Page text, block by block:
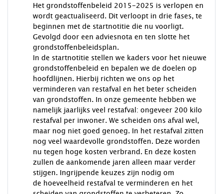
Het grondstoffenbeleid 2015-2025 is verlopen en
wordt geactualiseerd. Dit verloopt in drie fases, te
beginnen met de startnotitie die nu voorligt.
Gevolgd door een adviesnota en ten slotte het
grondstoffenbeleidsplan.
In de startnotitie stellen we kaders voor het nieuwe
grondstoffenbeleid en bepalen we de doelen op
hoofdlijnen. Hierbij richten we ons op het
verminderen van restafval en het beter scheiden
van grondstoffen. In onze gemeente hebben we
namelijk jaarlijks veel restafval: ongeveer 200 kilo
restafval per inwoner. We scheiden ons afval wel,
maar nog niet goed genoeg. In het restafval zitten
nog veel waardevolle grondstoffen. Deze worden
nu tegen hoge kosten verbrand. En deze kosten
zullen de aankomende jaren alleen maar verder
stijgen. Ingrijpende keuzes zijn nodig om
de hoeveelheid restafval te verminderen en het